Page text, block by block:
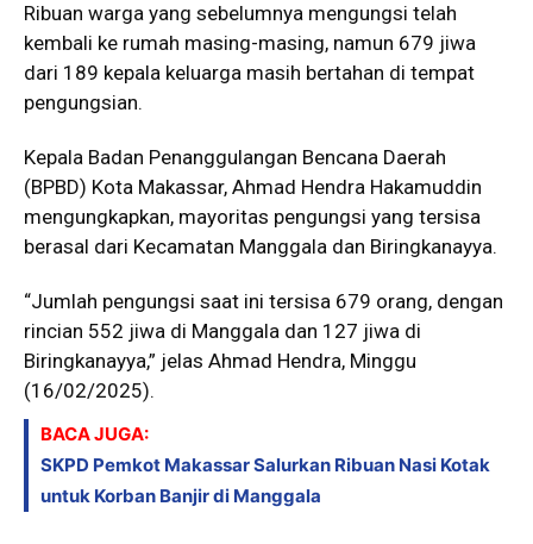
Ribuan warga yang sebelumnya mengungsi telah
kembali ke rumah masing-masing, namun 679 jiwa
dari 189 kepala keluarga masih bertahan di tempat
pengungsian.
Kepala Badan Penanggulangan Bencana Daerah
(BPBD) Kota Makassar, Ahmad Hendra Hakamuddin
mengungkapkan, mayoritas pengungsi yang tersisa
berasal dari Kecamatan Manggala dan Biringkanayya.
“Jumlah pengungsi saat ini tersisa 679 orang, dengan
rincian 552 jiwa di Manggala dan 127 jiwa di
Biringkanayya,” jelas Ahmad Hendra, Minggu
(16/02/2025).
BACA JUGA:
SKPD Pemkot Makassar Salurkan Ribuan Nasi Kotak
untuk Korban Banjir di Manggala